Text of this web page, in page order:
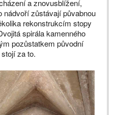
a znovusblížení,
zůstávají půvabnou
rekonstrukcím stopy
spirála kamenného
pozůstatkem původní
za to.